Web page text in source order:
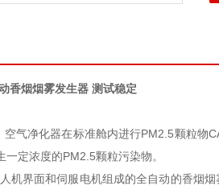
香烟烟雾发生器 测试稳定
气净化器在标准舱内进行PM2.5颗粒物
定浓度的PM2.5颗粒污染物。
机界面和伺服电机组成的全自动的香烟